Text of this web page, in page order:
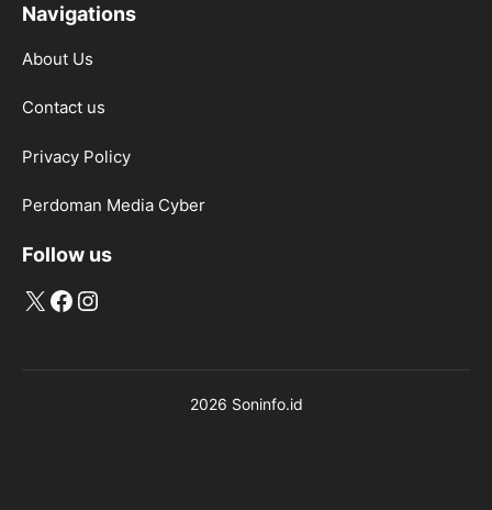
Navigations
About Us
Contact us
Privacy Policy
Perdoman Media Cyber
Follow us
X Facebook
Instagram
2026 Soninfo.id